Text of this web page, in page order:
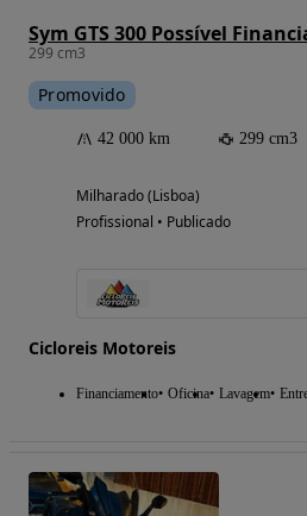
Sym GTS 300 Possível
299 cm3
Promovido
42 000 km 299 cm3
Milharado (Lisboa)
Profissional • Publicado
Cicloreis Motoreis
Financiamento Oficina Lavagem